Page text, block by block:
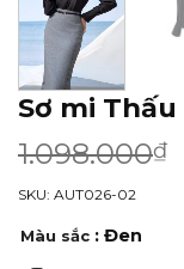
Sơ mi Thấu
1.098.000₫
SKU: AUT026-02
Màu sắc : Đen